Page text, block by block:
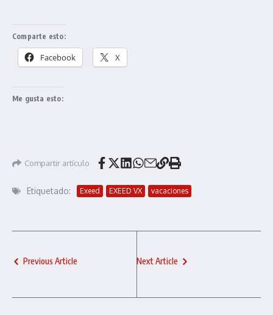
Comparte esto:
Facebook X
Me gusta esto:
Compartir artículo
Etiquetado: Exeed EXEED VX vacaciones
Previous Article Next Article